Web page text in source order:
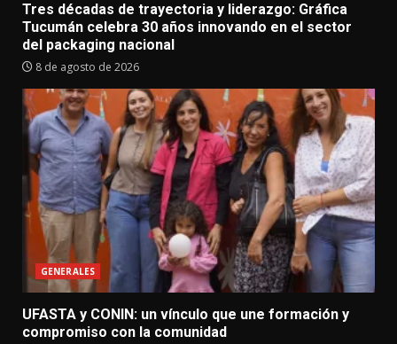
Tres décadas de trayectoria y liderazgo: Gráfica
Tucumán celebra 30 años innovando en el sector
del packaging nacional
8 de agosto de 2026
GENERALES
UFASTA y CONIN: un vínculo que une formación y
compromiso con la comunidad